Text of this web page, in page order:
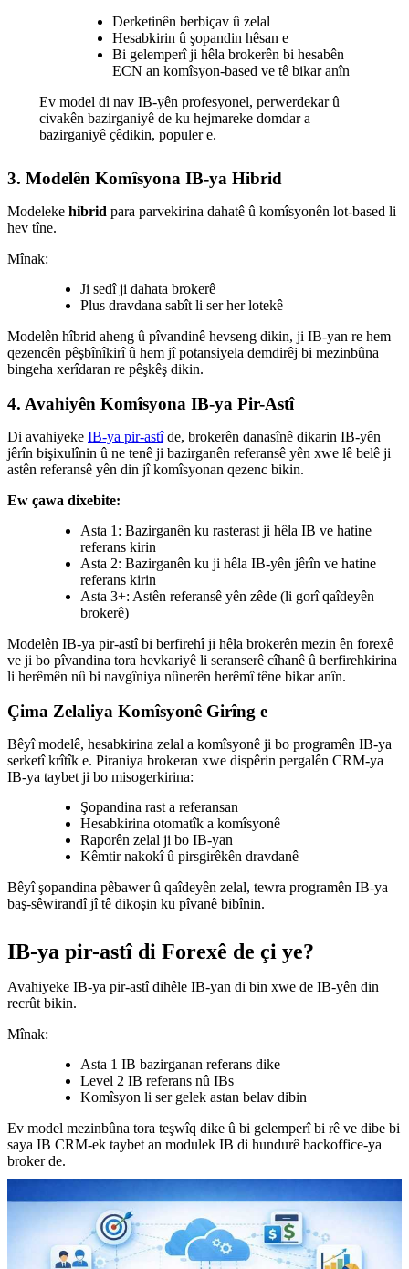
Derketinên berbiçav û zelal
Hesabkirin û şopandin hêsan e
Bi gelemperî ji hêla brokerên bi hesabên
ECN an komîsyon-based ve tê bikar anîn
Ev model di nav IB-yên profesyonel, perwerdekar û
civakên bazirganiyê de ku hejmareke domdar a
bazirganiyê çêdikin, populer e.
3. Modelên Komîsyona IB-ya Hibrid
Modeleke hibrid para parvekirina dahatê û komîsyonên lot-based li
hev tîne.
Mînak:
Ji sedî ji dahata brokerê
Plus dravdana sabît li ser her lotekê
Modelên hîbrid aheng û pîvandinê hevseng dikin, ji IB-yan re hem
qezencên pêşbînîkirî û hem jî potansiyela demdirêj bi mezinbûna
bingeha xerîdaran re pêşkêş dikin.
4. Avahiyên Komîsyona IB-ya Pir-Astî
Di avahiyeke IB-ya pir-astîde, brokerên danasînê dikarin IB-yên
jêrîn bişixulînin û ne tenê ji bazirganên referansê yên xwe lê belê ji
astên referansê yên din jî komîsyonan qezenc bikin.
Ew çawa dixebite:
Asta 1: Bazirganên ku rasterast ji hêla IB ve hatine
referans kirin
Asta 2: Bazirganên ku ji hêla IB-yên jêrîn ve hatine
referans kirin
Asta 3+: Astên referansê yên zêde (li gorî qaîdeyên
brokerê)
Modelên IB-ya pir-astî bi berfirehî ji hêla brokerên mezin ên forexê
ve ji bo pîvandina tora hevkariyê li seranserê cîhanê û berfirehkirina
li herêmên nû bi navgîniya nûnerên herêmî têne bikar anîn.
Çima Zelaliya Komîsyonê Girîng e
Bêyî modelê, hesabkirina zelal a komîsyonê ji bo programên IB-ya
serketî krîtîk e. Piraniya brokeran xwe dispêrin pergalên CRM-ya
IB-ya taybet ji bo misogerkirina:
Şopandina rast a referansan
Hesabkirina otomatîk a komîsyonê
Raporên zelal ji bo IB-yan
Kêmtir nakokî û pirsgirêkên dravdanê
Bêyî şopandina pêbawer û qaîdeyên zelal, tewra programên IB-ya
baş-sêwirandî jî tê dikoşin ku pîvanê bibînin.
IB-ya pir-astî di Forexê de çi ye?
Avahiyeke IB-ya pir-astî dihêle IB-yan di bin xwe de IB-yên din
recrût bikin.
Mînak:
Asta 1 IB bazirganan referans dike
Level 2 IB referans nû IBs
Komîsyon li ser gelek astan belav dibin
Ev model mezinbûna tora teşwîq dike û bi gelemperî bi rê ve dibe bi
saya IB CRM-ek taybet an modulek IB di hundurê backoffice-ya
broker de.